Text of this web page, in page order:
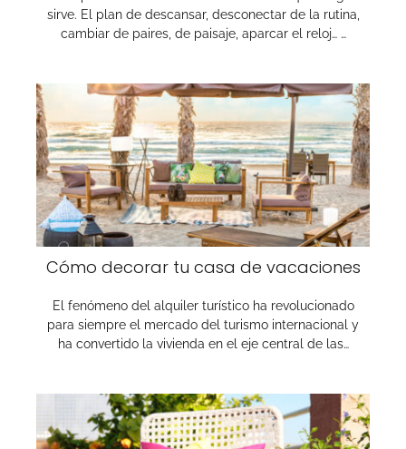
sirve. El plan de descansar, desconectar de la rutina,
cambiar de paires, de paisaje, aparcar el reloj… …
Cómo decorar tu casa de vacaciones
El fenómeno del alquiler turístico ha revolucionado
para siempre el mercado del turismo internacional y
ha convertido la vivienda en el eje central de las…